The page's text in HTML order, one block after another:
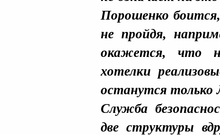
Порошенко
не пройдя,
окажется, что
хотелки
останутся только
Служба
две структуры